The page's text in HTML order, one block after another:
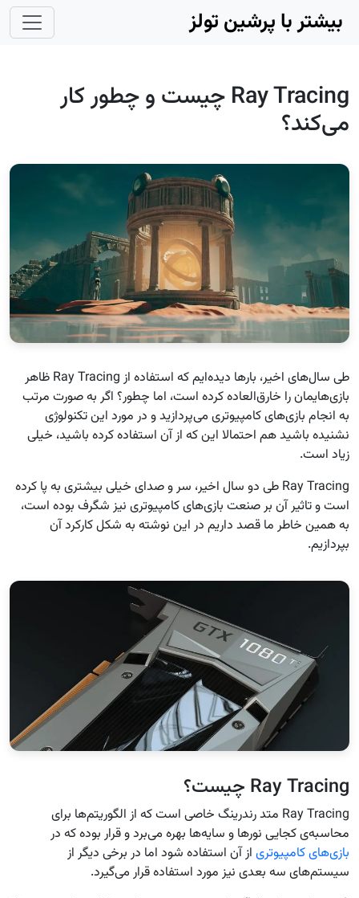
Skip to main content
بیشتر با پرشین تولز
Ray Tracing چیست و چطور کار
می‌کند؟
طی سال‌های اخیر، بارها دیده‌ایم که استفاده از Ray Tracing ظاهر
بازی‌هایمان را خارق‌العاده کرده است، اما چطور؟ اگر به صورت مرتب
به انجام بازی‌های کامپیوتری می‌پردازید و در مورد این تکنولوژی
نشنیده باشید هم احتمالا این که از آن استفاده کرده باشید، خیلی
زیاد است.
Ray Tracing طی دو سال اخیر، سر و صدای خیلی بیشتری به پا کرده
است و تاثیر آن بر صنعت بازی‌های کامپیوتری نیز شگرف بوده است،
به همین خاطر ما قصد داریم در این نوشته به شکل کارکرد آن
بپردازیم.
Ray Tracing چیست؟
Ray Tracing متد رندرینگ خاصی است که از الگوریتم‌ها برای
محاسبه‌ی کجایی نورها و سایه‌ها بهره می‌برد و قرار بوده که در
بازی‌های کامپیوتری از آن استفاده شود اما در برخی دیگر از
سیستم‌های سه بعدی نیز مورد استفاده قرار می‌گیرد.